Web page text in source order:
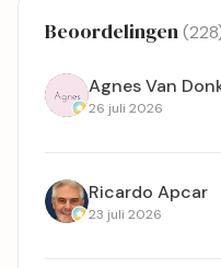
Beoordelingen
Agnes Van
26 juli 2026
Ricardo Apcar
23 juli 2026